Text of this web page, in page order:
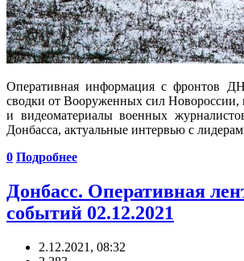
Оперативная информация с фронтов
сводки от Вооруженных сил
и видеоматериалы военных
Донбасса, актуальные интервью с
0 Подробнее
Донбасс. Оперативная
событий 02.12.2021
2.12.2021, 08:32